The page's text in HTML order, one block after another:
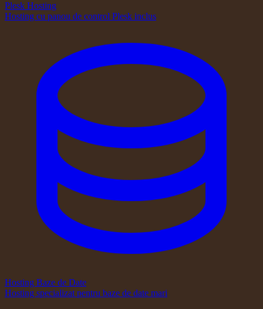
Plesk Hosting
Hosting cu panou de control Plesk inclus
Hosting Baze de Date
Hosting specializat pentru baze de date mari